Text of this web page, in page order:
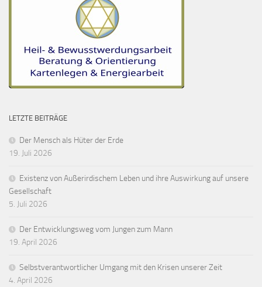
LETZTE BEITRÄGE
Der Mensch als Hüter der Erde
19. Juli 2026
Existenz von Außerirdischem Leben und ihre Auswirkung auf unsere
Gesellschaft
5. Juli 2026
Der Entwicklungsweg vom Jungen zum Mann
19. April 2026
Selbstverantwortlicher Umgang mit den Krisen unserer Zeit
4. April 2026